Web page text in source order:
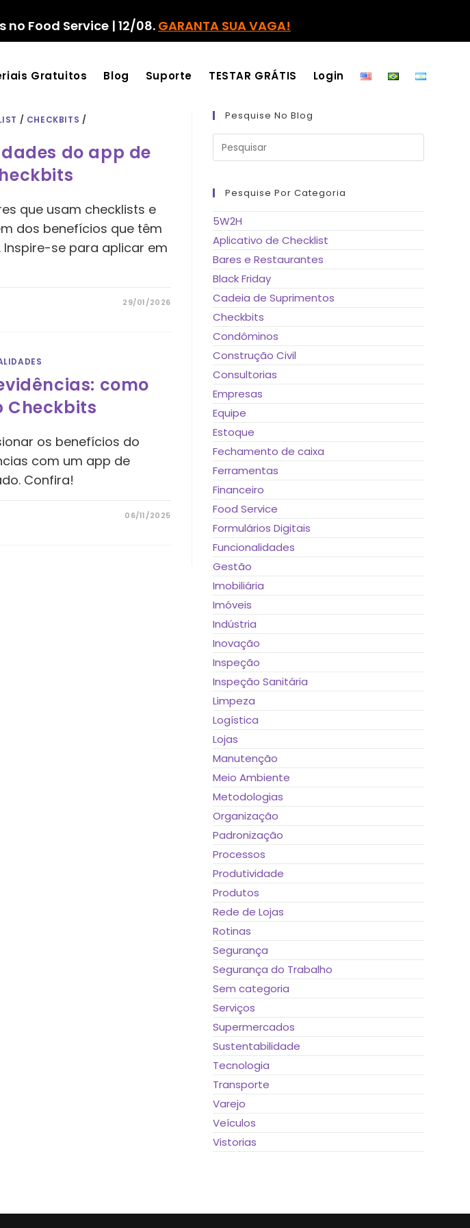
Food Service | 12/08. GARANTA SUA VAGA!
Gratuitos Blog Suporte TESTAR GRÁTIS Login
/ CHECKBITS /
do app de
que usam checklists e
dos benefícios que têm
se para aplicar em
29/01/2026
como
Checkbits
os benefícios do
com um app de
Confira!
06/11/2025
Pesquise No Blog
Pressione
tecla
Pesquise Por Categoria
5W2H
Aplicativo de Checklist
Bares e Restaurantes
Black Friday
Cadeia de Suprimentos
Checkbits
Condôminos
Construção Civil
Consultorias
Empresas
Equipe
Estoque
Fechamento de caixa
Ferramentas
Financeiro
Food Service
Formulários Digitais
Funcionalidades
Gestão
Imobiliária
Imóveis
Indústria
Inovação
Inspeção
Inspeção Sanitária
Limpeza
Logística
Lojas
Manutenção
Meio Ambiente
Metodologias
Organização
Padronização
Processos
Produtividade
Produtos
Rede de Lojas
Rotinas
Segurança
Segurança do Trabalho
Sem categoria
Serviços
Supermercados
Sustentabilidade
Tecnologia
Transporte
Varejo
Veículos
Vistorias